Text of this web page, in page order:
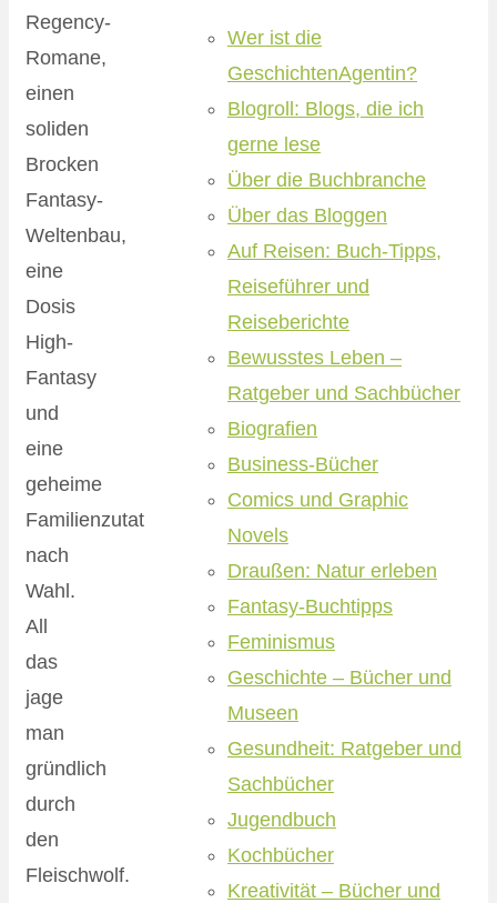
Regency-
Romane,
einen
soliden
Brocken
Fantasy-
Weltenbau,
eine
Dosis
High-
Fantasy
und
eine
geheime
Familienzutat
nach
Wahl.
All
das
jage
man
gründlich
durch
den
Fleischwolf.
Wer ist die
GeschichtenAgentin?
Blogroll: Blogs, die ich
gerne lese
Über die Buchbranche
Über das Bloggen
Auf Reisen: Buch-Tipps,
Reiseführer und
Reiseberichte
Bewusstes Leben –
Ratgeber und Sachbücher
Biografien
Business-Bücher
Comics und Graphic
Novels
Draußen: Natur erleben
Fantasy-Buchtipps
Feminismus
Geschichte – Bücher und
Museen
Gesundheit: Ratgeber und
Sachbücher
Jugendbuch
Kochbücher
Kreativität – Bücher und